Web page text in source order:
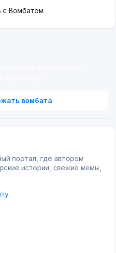
с Вомбатом
вомбата
портал, где автором
истории, свежие мемы,